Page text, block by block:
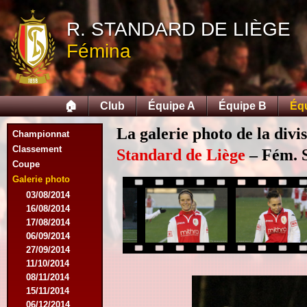
R. STANDARD DE LIÈGE
Fémina
🏠 Club Équipe A Équipe B
Championnat
Classement
Coupe
Galerie photo
03/08/2014
16/08/2014
17/08/2014
06/09/2014
27/09/2014
11/10/2014
08/11/2014
15/11/2014
06/12/2014
La galerie photo de la
Standard de Liège– Fém.